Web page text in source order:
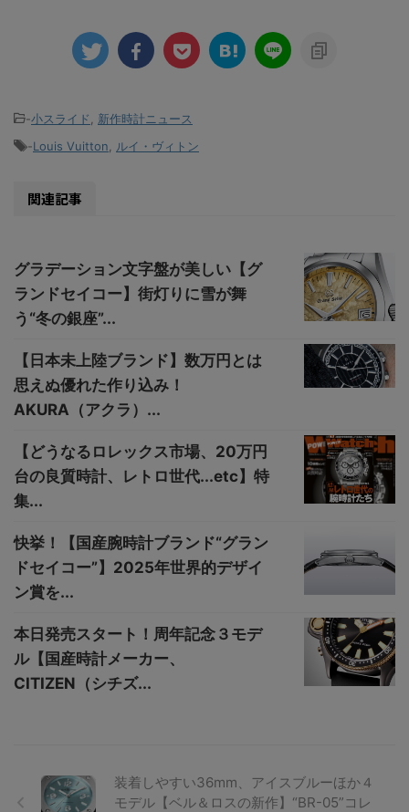
-小スライド
新作時計ニュース
-Louis Vuitton ルイ・ヴィトン
関連記事
グラデーション文字盤が美しい【グ
ランドセイコー】街灯りに雪が舞
う“冬の銀座”...
【日本未上陸ブランド】数万円とは
思えぬ優れた作り込み！
AKURA（アクラ）...
【どうなるロレックス市場、20万円
台の良質時計、レトロ世代...etc】特
集...
快挙！【国産腕時計ブランド“グラン
ドセイコー”】2025年世界的デザイ
ン賞を...
本日発売スタート！周年記念３モデ
ル【国産時計メーカー、
CITIZEN（シチズ...
装着しやすい36mm、アイスブルーほか４
モデル【ベル＆ロスの新作】“BR-05”コレ